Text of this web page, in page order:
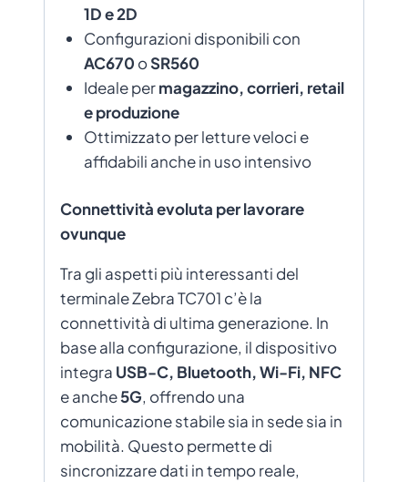
1D e 2D
Configurazioni disponibili con
AC670 oSR560
Ideale permagazzino, corrieri, retail
e produzione
Ottimizzato per letture veloci e
affidabili anche in uso intensivo
Connettività evoluta per lavorare
ovunque
Tra gli aspetti più interessanti del
terminale Zebra TC701 c’è la
connettività di ultima generazione. In
base alla configurazione, il dispositivo
integra USB-C, Bluetooth, Wi-Fi, NFC
e anche5G, offrendo una
comunicazione stabile sia in sede sia in
mobilità. Questo permette di
sincronizzare dati in tempo reale,